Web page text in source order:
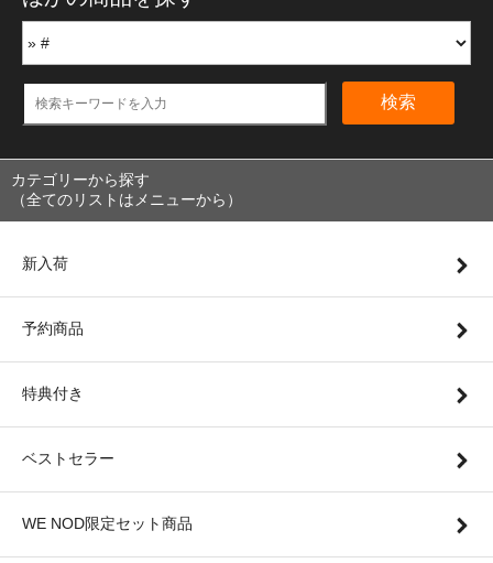
検索
カテゴリーから探す
（全てのリストはメニューから）
新入荷
予約商品
特典付き
ベストセラー
WE NOD限定セット商品